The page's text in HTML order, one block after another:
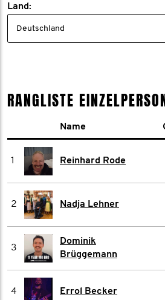
Land:
RANGLISTE
Name
1 Reinhard Rode
2 Nadja Lehner
3
Dominik
Brüggemann
4 Errol Becker